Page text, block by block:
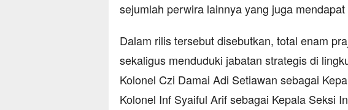
sejumlah perwira lainnya yang juga
Dalam rilis tersebut disebutkan, total enam
sekaligus menduduki jabatan strategis di
Kolonel Czi Damai Adi Setiawan sebagai
Kolonel Inf Syaiful Arif sebagai Kepala Seksi